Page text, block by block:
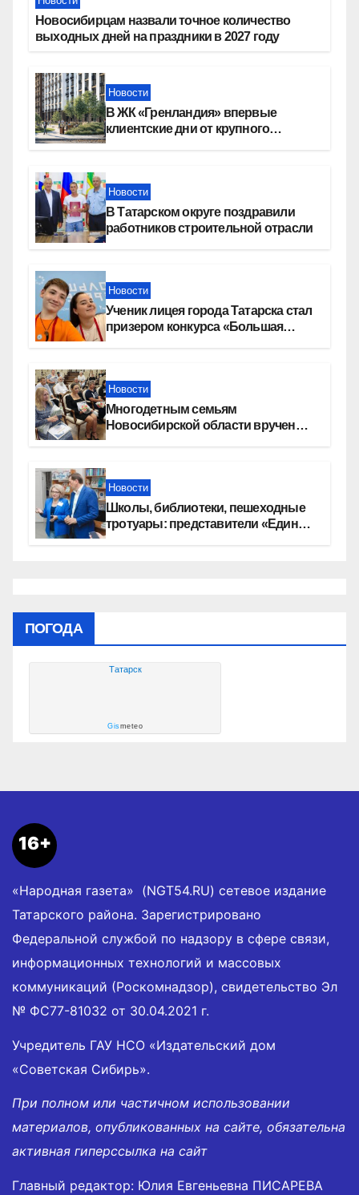
Новосибирцам назвали точное количество
выходных дней на праздники в 2027 году
Новости
В ЖК «Гренландия» впервые
клиентские дни от крупного
Новости
В Татарском округе поздравили
работников строительной отрасли
Новости
Ученик лицея города Татарска стал
призером конкурса «Большая
Новости
Многодетным семьям
Новосибирской области вручены
Новости
Школы, библиотеки, пешеходные
тротуары: представители «Единой
ПОГОДА
Татарск
Gismeteo
16+
«Народная газета» (NGT54.RU) сетевое издание
Татарского района. Зарегистрировано
Федеральной службой по надзору в сфере связи,
информационных технологий и массовых
коммуникаций (Роскомнадзор), свидетельство Эл
№ ФС77-81032 от 30.04.2021 г.
Учредитель ГАУ НСО «Издательский дом
«Советская Сибирь».
При полном или частичном использовании
материалов, опубликованных на сайте, обязательна
активная гиперссылка на сайт
Главный редактор: Юлия Евгеньевна ПИСАРЕВА